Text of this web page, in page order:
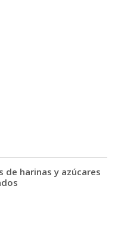
harinas y azúcares